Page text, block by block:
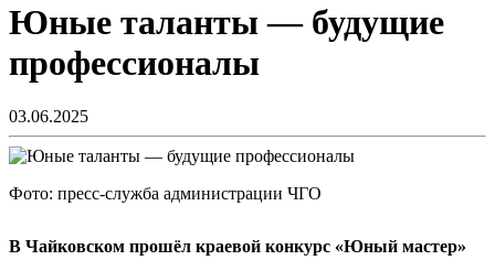
Юные таланты — будущие
профессионалы
03.06.2025
Фото: пресс-служба администрации ЧГО
В Чайковском прошёл краевой конкурс «Юный мастер»